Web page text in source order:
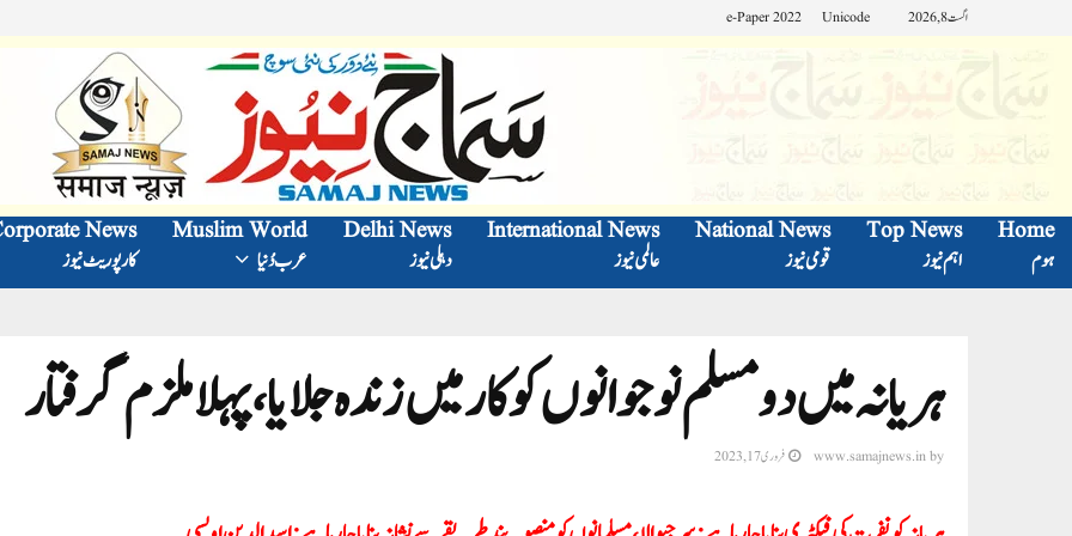
اگست 8, 2026 Unicode
e-Paper 2022
Home
ہوم
Top News
اہم نیوز
National News
قومی نیوز
International News
عالمی نیوز
Delhi News
دہلی نیوز
Muslim World
عرب دُنیا
News
کارپوریٹ نیوز
ہریانہ میں دو مسلم نوجوانوں کو کار میں زندہ جلایا، پہلا ملزم گرفتار
by
www.samajnews.in فروری 17, 2023